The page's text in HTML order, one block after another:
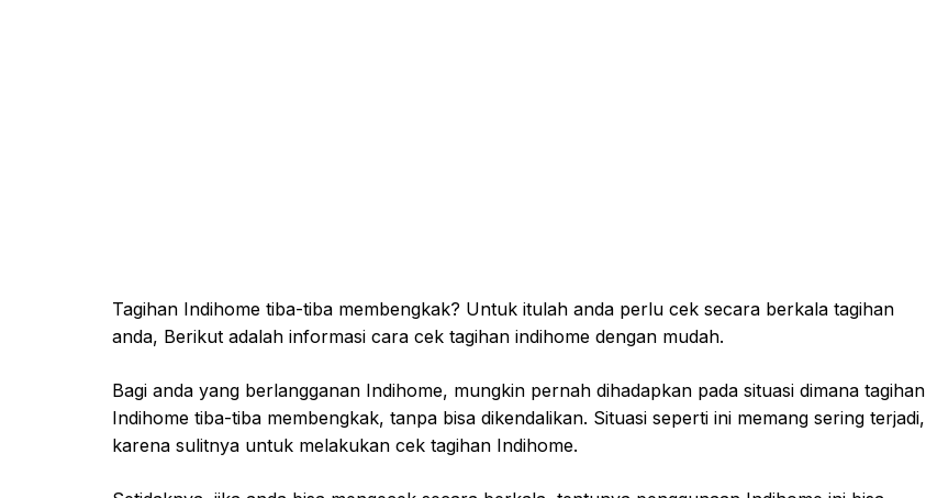
Tagihan Indihome tiba-tiba membengkak? Untuk itulah anda perlu cek secara berkala tagihan
anda, Berikut adalah informasi cara cek tagihan indihome dengan mudah.
Bagi anda yang berlangganan Indihome, mungkin pernah dihadapkan pada situasi dimana tagihan
Indihome tiba-tiba membengkak, tanpa bisa dikendalikan. Situasi seperti ini memang sering terjadi,
karena sulitnya untuk melakukan cek tagihan Indihome.